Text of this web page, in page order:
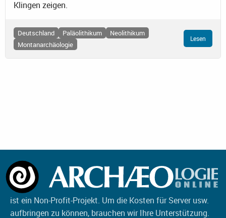
Klingen zeigen.
Deutschland Paläolithikum
Neolithikum
Montanarchäologie
Lesen
ist ein Non-Profit-Projekt. Um die Kosten für Server usw.
aufbringen zu können, brauchen wir Ihre Unterstützung.